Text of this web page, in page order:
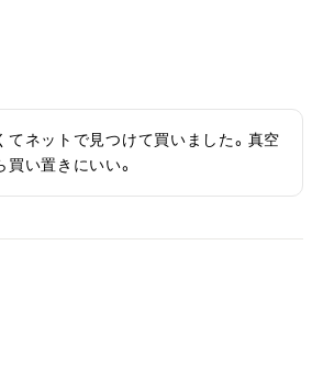
てネットで見つけて買いました。真空
い置きにいい。